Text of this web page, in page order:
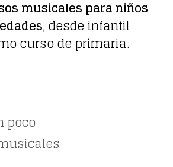
musicales para niños
, desde infantil
curso de primaria.
poco